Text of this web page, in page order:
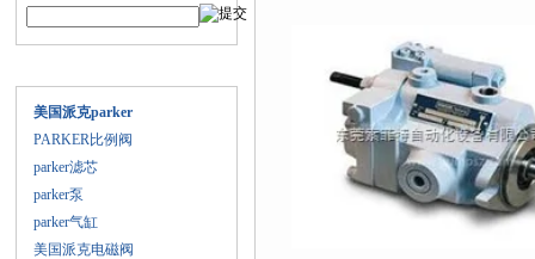
美国派克parker
PARKER比例阀
parker滤芯
parker泵
parker气缸
美国派克电磁阀